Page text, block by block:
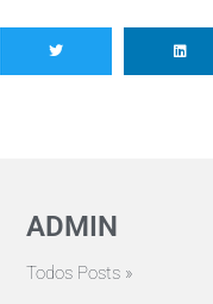
ADMIN
Todos Posts »